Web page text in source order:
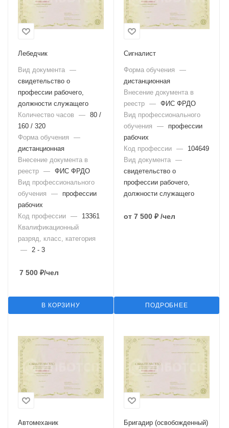
Лебедчик
Вид документа —
свидетельство о
профессии рабочего,
должности служащего
Количество часов
— 80 /
160 / 320
Форма обучения
—
дистанционная
Внесение документа в
реестр — ФИС ФРДО
Вид профессионального
обучения
—
профессии
рабочих
Код профессии —
13361
Квалификационный
разряд, класс, категория
— 2 - 3
7 500 ₽/чел
В КОРЗИНУ
Сигналист
Форма обучения
—
дистанционная
Внесение документа в
реестр — ФИС ФРДО
Вид профессионального
обучения
—
профессии
рабочих
Код профессии —
104649
Вид документа —
свидетельство о
профессии рабочего,
должности служащего
от 7 500 ₽ /чел
ПОДРОБНЕЕ
Автомеханик
Бригадир (освобожденный)